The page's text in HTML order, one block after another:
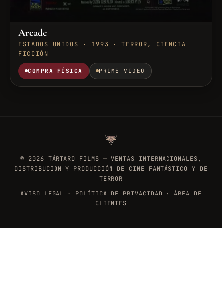
Arcade
ESTADOS UNIDOS · 1993 · TERROR, CIENCIA
FICCIÓN
COMPRA FÍSICA PRIME VIDEO
© 2026 TÁRTARO FILMS — VENTAS INTERNACIONALES,
DISTRIBUCIÓN Y PRODUCCIÓN DE CINE FANTÁSTICO Y DE
TERROR
AVISO LEGAL · POLÍTICA DE PRIVACIDAD ·ÁREA DE
CLIENTES